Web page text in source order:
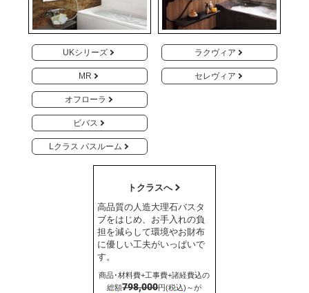
UKシリーズ
MR
オフローラ
ビバス
Lクラス バスルーム
ラクヴィア
セレヴィア
トクラスへ
高品質の人造大理石バスタ
ブをはじめ、お手入れの負
担を減らして環境やお財布
に優しい工夫がいっぱいで
す。
商品･材料費+工事費+諸経費込の
総額798,000円(税込)～が